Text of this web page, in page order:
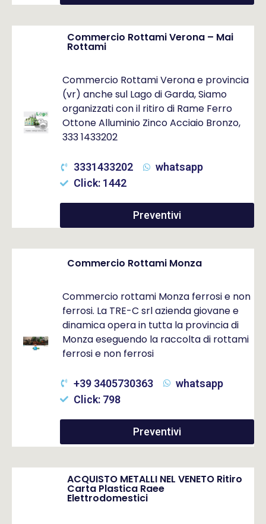
Commercio Rottami Verona – Mai
Rottami
Commercio Rottami Verona e provincia
(vr) anche sul Lago di Garda, Siamo
organizzati con il ritiro di Rame Ferro
Ottone Alluminio Zinco Acciaio Bronzo,
333 1433202
3331433202
whatsapp
Click: 1442
Preventivi
Commercio Rottami Monza
Commercio rottami Monza ferrosi e non
ferrosi. La TRE-C srl azienda giovane e
dinamica opera in tutta la provincia di
Monza eseguendo la raccolta di rottami
ferrosi e non ferrosi
+39 3405730363
whatsapp
Click: 798
Preventivi
ACQUISTO METALLI NEL VENETO Ritiro
Carta Plastica Raee
Elettrodomestici